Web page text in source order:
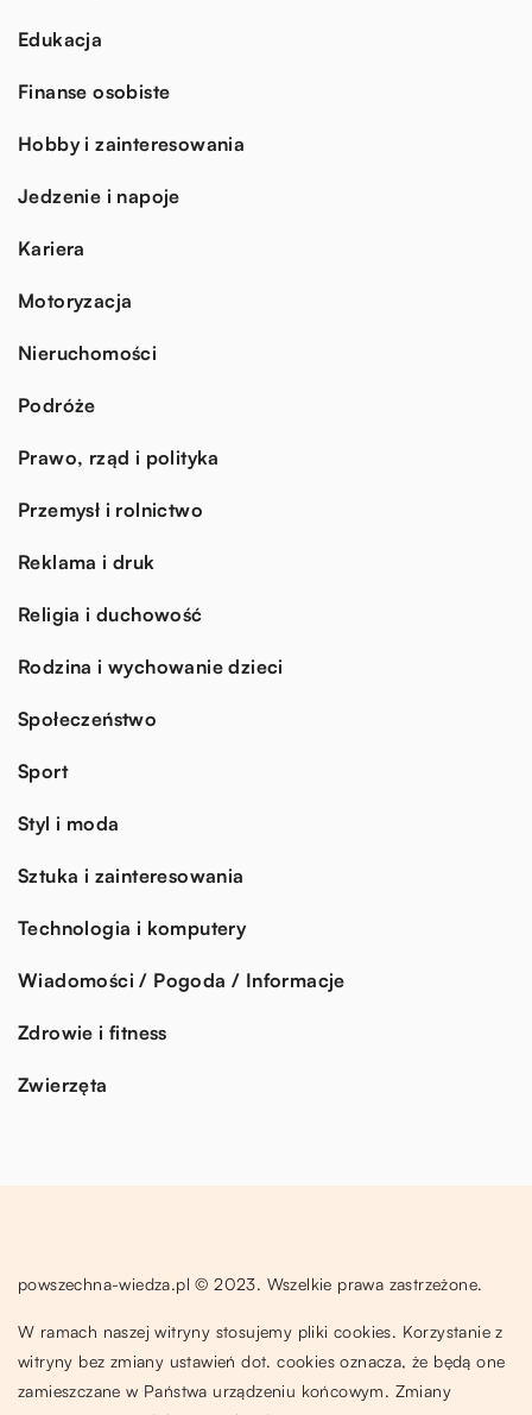
Edukacja
Finanse osobiste
Hobby i zainteresowania
Jedzenie i napoje
Kariera
Motoryzacja
Nieruchomości
Podróże
Prawo, rząd i polityka
Przemysł i rolnictwo
Reklama i druk
Religia i duchowość
Rodzina i wychowanie dzieci
Społeczeństwo
Sport
Styl i moda
Sztuka i zainteresowania
Technologia i komputery
Wiadomości / Pogoda / Informacje
Zdrowie i fitness
Zwierzęta
powszechna-wiedza.pl © 2023. Wszelkie prawa zastrzeżone.
W ramach naszej witryny stosujemy pliki cookies. Korzystanie z
witryny bez zmiany ustawień dot. cookies oznacza, że będą one
zamieszczane w Państwa urządzeniu końcowym. Zmiany